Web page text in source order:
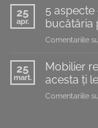
25
apr.
5 aspecte
bucătăria
Comentariile
25
mart.
Mobilier
acesta ți
Comentariile